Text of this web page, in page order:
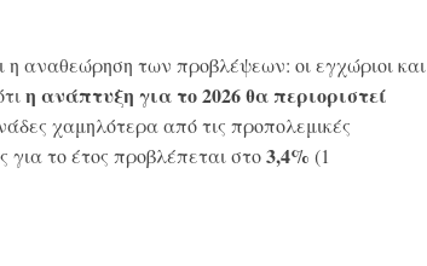
αναθεώρηση των προβλέψεων: οι εγχώριοι και
η ανάπτυξη για το 2026 θα περιοριστεί
χαμηλότερα από τις προπολεμικές
για το έτος προβλέπεται στο3,4% (1